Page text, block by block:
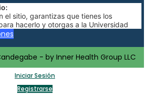
el sitio, garantizas que tienes los
hacerlo y otorgas a la Universidad
no exclusiva para usar, reproducir,
contenido.
de pago para cursos o servicios
en la sección de pagos del sitio web. Al
cumplir con dichas condiciones.
- by Inner Health Group LLC
Iniciar Sesión
Registrarse